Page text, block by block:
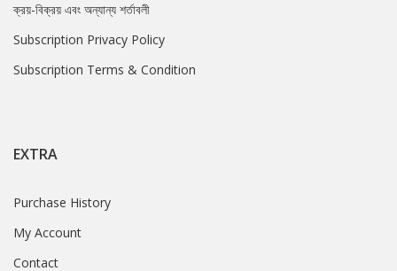
ক্রয়-বিক্রয় এবং অন্যান্য শর্তাবলী
Subscription Privacy Policy
Subscription Terms & Condition
EXTRA
Purchase History
My Account
Contact